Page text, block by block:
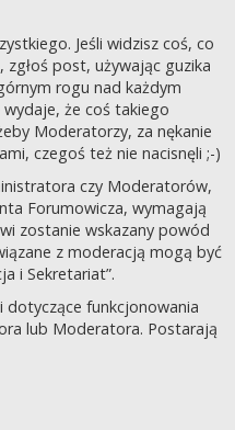
Jeśli widzisz coś, co
zgłoś post, używając guzika
rogu nad każdym
wydaje, że coś takiego
Moderatorzy, za nękanie
czegoś też nie nacisnęli ;-)
czy Moderatorów,
Forumowicza, wymagają
zostanie wskazany powód
z moderacją mogą być
i Sekretariat”.
dotyczące funkcjonowania
lub Moderatora. Postarają